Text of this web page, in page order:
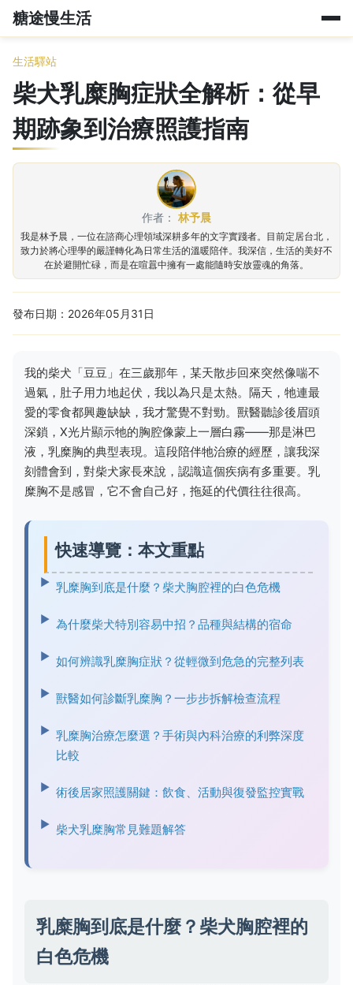
糖途慢生活
生活驛站
柴犬乳糜胸症狀全解析：從早
期跡象到治療照護指南
作者： 林予晨
我是林予晨，一位在諮商心理領域深耕多年的文字實踐者。目前定居台北，
致力於將心理學的嚴謹轉化為日常生活的溫暖陪伴。我深信，生活的美好不
在於避開忙碌，而是在喧囂中擁有一處能隨時安放靈魂的角落。
發布日期：2026年05月31日
我的柴犬「豆豆」在三歲那年，某天散步回來突然像喘不
過氣，肚子用力地起伏，我以為只是太熱。隔天，牠連最
愛的零食都興趣缺缺，我才驚覺不對勁。獸醫聽診後眉頭
深鎖，X光片顯示牠的胸腔像蒙上一層白霧——那是淋巴
液，乳糜胸的典型表現。這段陪伴牠治療的經歷，讓我深
刻體會到，對柴犬家長來說，認識這個疾病有多重要。乳
糜胸不是感冒，它不會自己好，拖延的代價往往很高。
快速導覽：本文重點
乳糜胸到底是什麼？柴犬胸腔裡的白色危機
為什麼柴犬特別容易中招？品種與結構的宿命
如何辨識乳糜胸症狀？從輕微到危急的完整列表
獸醫如何診斷乳糜胸？一步步拆解檢查流程
乳糜胸治療怎麼選？手術與內科治療的利弊深度
比較
術後居家照護關鍵：飲食、活動與復發監控實戰
柴犬乳糜胸常見難題解答
乳糜胸到底是什麼？柴犬胸腔裡的
白色危機